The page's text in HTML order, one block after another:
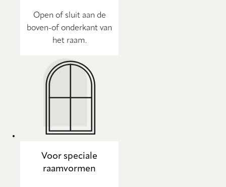
Open of sluit aan de
boven-of onderkant van
het raam.
Voor speciale
raamvormen